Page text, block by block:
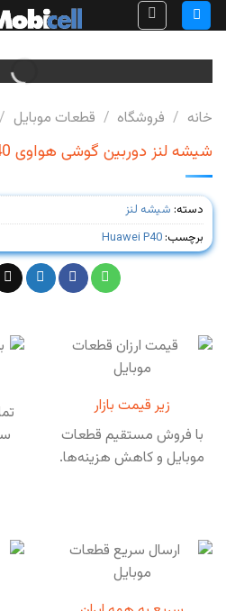
Skip
to
content
خانه / فروشگاه / قطعات موبایل /
شیشه لنز دوربین گوشی هواوی Huawei P40
دسته: شیشه لنز
برچسب: Huawei P40
زیر قیمت بازار
با فروش مستقیم قطعات
موبایل و کاهش هزینه‌ها.